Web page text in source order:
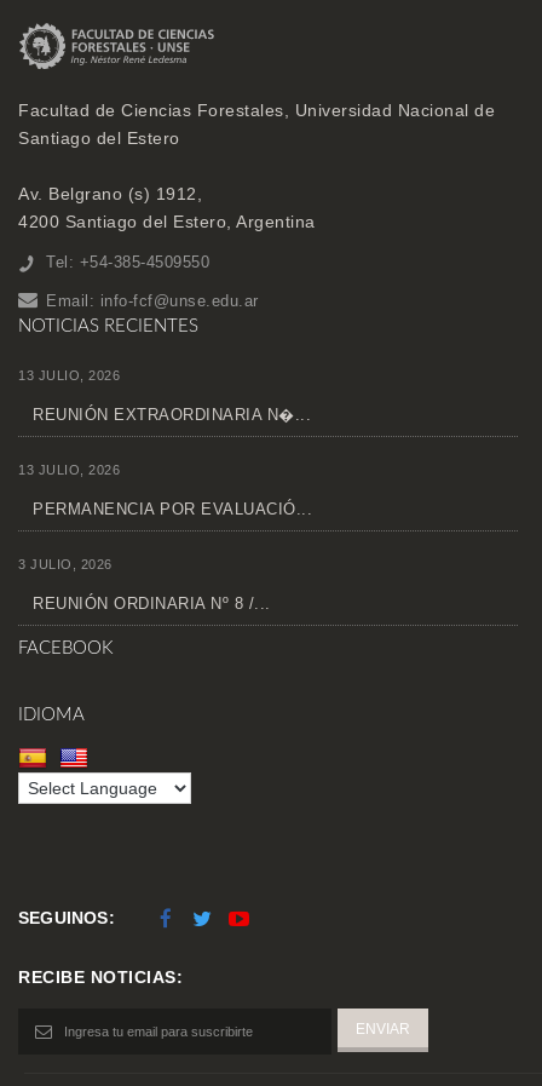
Facultad de Ciencias Forestales, Universidad Nacional de
Santiago del Estero
Av. Belgrano (s) 1912,
4200 Santiago del Estero, Argentina
Tel: +54-385-4509550
Email: info-fcf@unse.edu.ar
NOTICIAS RECIENTES
13 JULIO, 2026
REUNIÓN EXTRAORDINARIA N�...
13 JULIO, 2026
PERMANENCIA POR EVALUACIÓ...
3 JULIO, 2026
REUNIÓN ORDINARIA Nº 8 /...
FACEBOOK
IDIOMA
SEGUINOS:
RECIBE NOTICIAS: